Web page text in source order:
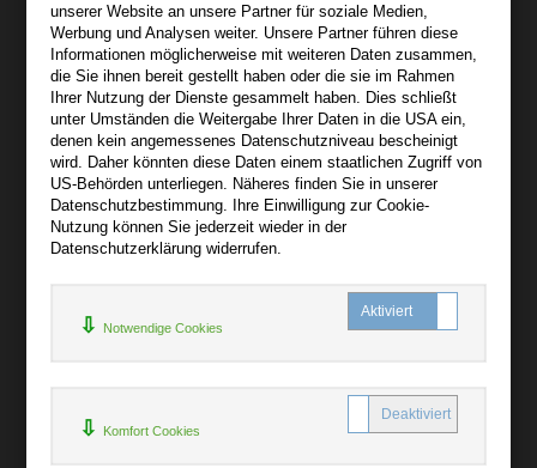
AGB
Impressum
Widerruf
Datenschutz
Hilfe
+
unserer Website an unsere Partner für soziale Medien,
Werbung und Analysen weiter. Unsere Partner führen diese
Informationen möglicherweise mit weiteren Daten zusammen,
die Sie ihnen bereit gestellt haben oder die sie im Rahmen
Ihrer Nutzung der Dienste gesammelt haben. Dies schließt
unter Umständen die Weitergabe Ihrer Daten in die USA ein,
denen kein angemessenes Datenschutzniveau bescheinigt
wird. Daher könnten diese Daten einem staatlichen Zugriff von
US-Behörden unterliegen. Näheres finden Sie in unserer
Datenschutzbestimmung. Ihre Einwilligung zur Cookie-
Nutzung können Sie jederzeit wieder in der
Datenschutzerklärung widerrufen.
Notwendige Cookies
Komfort Cookies